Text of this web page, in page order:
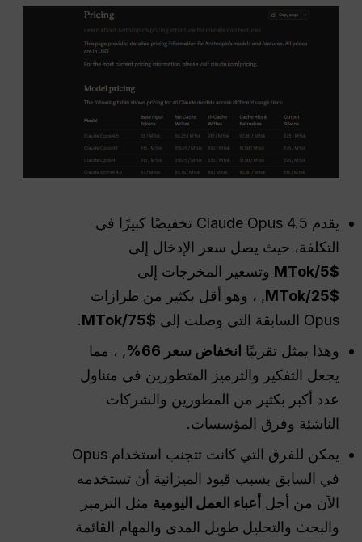
يقدم Claude Opus 4.5 تخفيضًا كبيرًا في
التكلفة، حيث يصل سعر الإدخال إلى
$5/MTok
وتسعير المخرجات إلى
$25/MTok
, ، وهو أقل بكثير من طرازات
Opus السابقة التي وصلت إلى
$75/MTok
.
وهذا يمثل تقريبًا
انخفاض سعر 66%
, ، مما
يجعل التفكير والترميز المتطورين في متناول
عدد أكبر بكثير من المطورين والشركات
الناشئة وفرق المؤسسات.
يمكن للفرق التي كانت تتجنب استخدام Opus
في السابق بسبب قيود الميزانية أن تستخدمه
الآن من أجل أعباء العمل اليومية مثل الترميز
والبحث والتحليل طويل المدى والمهام القائمة